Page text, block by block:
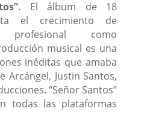
. El álbum de 18
el crecimiento de
como
musical es una
inéditas que amaba
Arcángel, Justin Santos,
“Señor Santos”
todas las plataformas